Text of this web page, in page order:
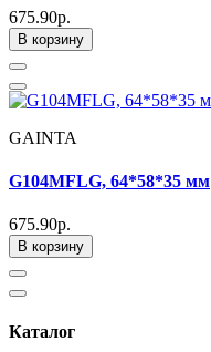
675.90р.
В корзину
GAINTA
G104MFLG, 64*58*35 мм
675.90р.
В корзину
Каталог